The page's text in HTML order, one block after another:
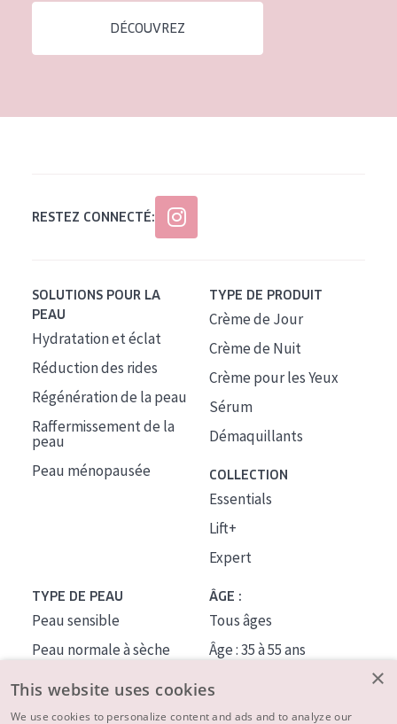
DÉCOUVREZ
RESTEZ CONNECTÉ:
SOLUTIONS POUR LA
PEAU
Hydratation et éclat
Réduction des rides
Régénération de la peau
Raffermissement de la
peau
Peau ménopausée
TYPE DE PRODUIT
Crème de Jour
Crème de Nuit
Crème pour les Yeux
Sérum
Démaquillants
COLLECTION
Essentials
Lift+
Expert
TYPE DE PEAU
Peau sensible
Peau normale à sèche
Peau mixte ou grasse
Peau mature
ÂGE :
Tous âges
Âge : 35 à 55 ans
×
This website uses cookies
We use cookies to personalize content and ads and to analyze our